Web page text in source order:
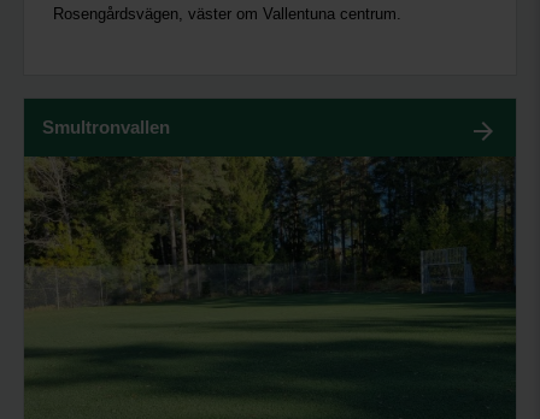
Rosengårdsvägen, väster om Vallentuna centrum.
Smultronvallen